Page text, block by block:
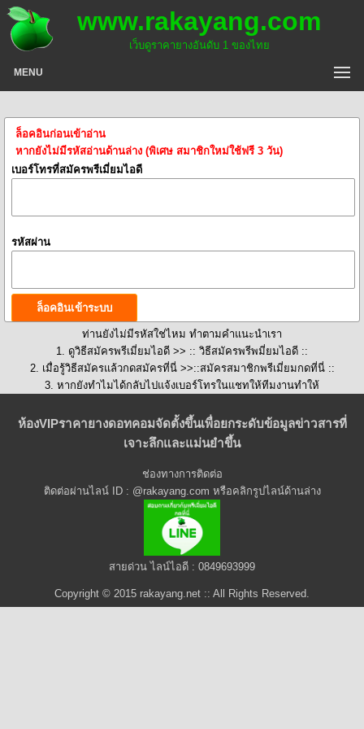
www.rakayang.com
เว็บดูราคายางอันดับ 1 ของไทย
MENU
ล็อคอินก่อนเข้าอ่าน
หากยังไม่มีรหัสอ่านด้านล่าง (พิเศษ สมาชิกใหม่ใช้ฟรี 3 วัน)
เบอร์โทรที่สมัครพรีเมี่ยมไอดี
รหัสผ่าน
ท่านยังไม่มีรหัสใช่ไหม ทำตามคำแนะนำเรา
1. ดูวิธีสมัครพรีเมี่ยมไอดี >> :: วิธีสมัครพรีพมี่ยมไอดี ::
2. เมื่อรู้วิธีสมัครแล้วกดสมัครที่นี่ >>::สมัครสมาชิกพรีเมี่ยมกดที่นี่ ::
3. หากยังทำไมได้กลับไปแจ้งเบอร์โทรในแชทให้ทีมงานทำให้
ห้องVIPราคายางดอทคอมจัดตั้งขึ้นเพื่อยกระดับข้อมูลข่าวสารที่
เจาะลึกและแม่นยำขึ้น
ช่องทางการติดต่อ
ติดต่อผ่านไลน์ ID : @rakayang.com หรือคลิกรูปไลน์ด้านล่าง
สายด่วน ไลน์ไอดี : 0849693999
Copyright © 2015 rakayang.net :: All Rights Reserved.